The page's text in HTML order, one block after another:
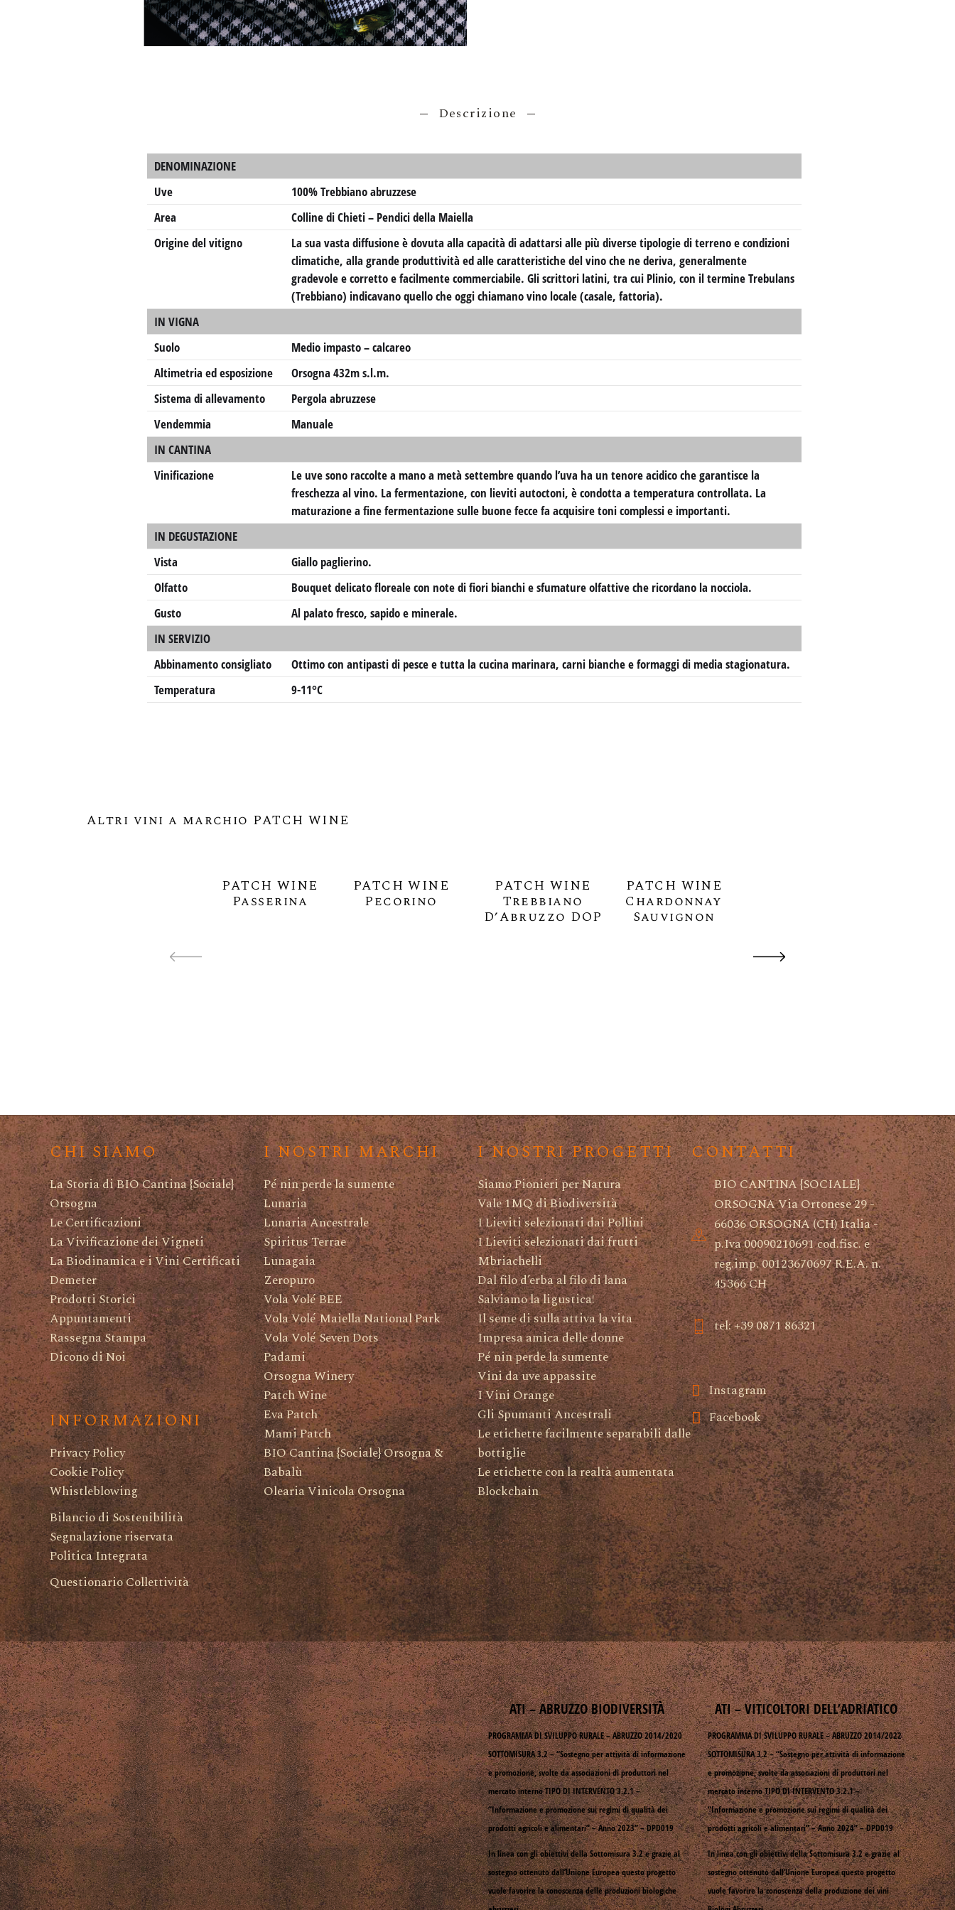
Descrizione
DENOMINAZIONE
Uve
100% Trebbiano abruzzese
Area
Colline di Chieti – Pendici della Maiella
Origine del vitigno
La sua vasta diffusione è dovuta alla capacità di adattarsi alle più diverse tipologie di terreno e condizioni
climatiche, alla grande produttività ed alle caratteristiche del vino che ne deriva, generalmente
gradevole e corretto e facilmente commerciabile. Gli scrittori latini, tra cui Plinio, con il termine Trebulans
(Trebbiano) indicavano quello che oggi chiamano vino locale (casale, fattoria).
IN VIGNA
Suolo
Medio impasto – calcareo
Altimetria ed esposizione
Orsogna 432m s.l.m.
Sistema di allevamento
Pergola abruzzese
Vendemmia
Manuale
IN CANTINA
Vinificazione
Le uve sono raccolte a mano a metà settembre quando l’uva ha un tenore acidico che garantisce la
freschezza al vino. La fermentazione, con lieviti autoctoni, è condotta a temperatura controllata. La
maturazione a fine fermentazione sulle buone fecce fa acquisire toni complessi e importanti.
IN DEGUSTAZIONE
Vista
Giallo paglierino.
Olfatto
Bouquet delicato floreale con note di fiori bianchi e sfumature olfattive che ricordano la nocciola.
Gusto
Al palato fresco, sapido e minerale.
IN SERVIZIO
Abbinamento consigliato
Ottimo con antipasti di pesce e tutta la cucina marinara, carni bianche e formaggi di media stagionatura.
Temperatura
9-11°C
Altri vini a marchio PATCH WINE
PATCH WINE
Passerina
PATCH WINE
Pecorino
PATCH WINE
Trebbiano
D’Abruzzo DOP
PATCH WINE
Chardonnay
Sauvignon
CHI SIAMO
La Storia di BIO Cantina {Sociale}
Orsogna
Le Certificazioni
La Vivificazione dei Vigneti
La Biodinamica e i Vini Certificati
Demeter
Prodotti Storici
Appuntamenti
Rassegna Stampa
Dicono di Noi
INFORMAZIONI
Privacy Policy
Cookie Policy
Whistleblowing
Bilancio di Sostenibilità
Segnalazione riservata
Politica Integrata
Questionario Collettività
I NOSTRI MARCHI
Pé nin perde la sumente
Lunaria
Lunaria Ancestrale
Spiritus Terrae
Lunagaia
Zeropuro
Vola Volé BEE
Vola Volé Maiella National Park
Vola Volé Seven Dots
Padami
Orsogna Winery
Patch Wine
Eva Patch
Mami Patch
BIO Cantina {Sociale} Orsogna &
Babalù
Olearia Vinicola Orsogna
I NOSTRI PROGETTI
Siamo Pionieri per Natura
Vale 1MQ di Biodiversità
I Lieviti selezionati dai Pollini
I Lieviti selezionati dai frutti
Mbriachelli
Dal filo d’erba al filo di lana
Salviamo la ligustica!
Il seme di sulla attiva la vita
Impresa amica delle donne
Pé nin perde la sumente
Vini da uve appassite
I Vini Orange
Gli Spumanti Ancestrali
Le etichette facilmente separabili dalle
bottiglie
Le etichette con la realtà aumentata
Blockchain
CONTATTI
BIO CANTINA {SOCIALE}
ORSOGNA Via Ortonese 29 -
66036 ORSOGNA (CH) Italia -
p.Iva 00090210691 cod.fisc. e
reg.imp. 00123670697 R.E.A. n.
45366 CH
tel: +39 0871 86321
Instagram
Facebook
ATI – ABRUZZO BIODIVERSITÀ
PROGRAMMA DI SVILUPPO RURALE – ABRUZZO 2014/2020
SOTTOMISURA 3.2 – “Sostegno per attività di informazione
e promozione, svolte da associazioni di produttori nel
mercato interno TIPO DI INTERVENTO 3.2.1 –
“Informazione e promozione sui regimi di qualità dei
prodotti agricoli e alimentari” – Anno 2023” – DPD019
In linea con gli obiettivi della Sottomisura 3.2 e grazie al
sostegno ottenuto dall’Unione Europea questo progetto
vuole favorire la conoscenza delle produzioni biologiche
ATI – VITICOLTORI DELL’ADRIATICO
PROGRAMMA DI SVILUPPO RURALE – ABRUZZO 2014/2022
SOTTOMISURA 3.2 – “Sostegno per attività di informazione
e promozione, svolte da associazioni di produttori nel
mercato interno TIPO DI INTERVENTO 3.2.1 –
“Informazione e promozione sui regimi di qualità dei
prodotti agricoli e alimentari” – Anno 2024” – DPD019
In linea con gli obiettivi della Sottomisura 3.2 e grazie al
sostegno ottenuto dall’Unione Europea questo progetto
vuole favorire la conoscenza della produzione dei vini